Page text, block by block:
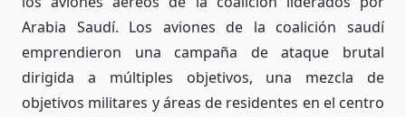
Arabia Saudí. Los aviones de la coalición saudí
emprendieron una campaña de ataque brutal
dirigida a múltiples objetivos, una mezcla de
objetivos militares y áreas de residentes en el centro